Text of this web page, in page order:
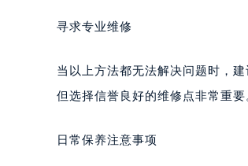
寻求专业维修
当以上方法都无法解决问题时，
但选择信誉良好的维修点非常重
日常保养注意事项